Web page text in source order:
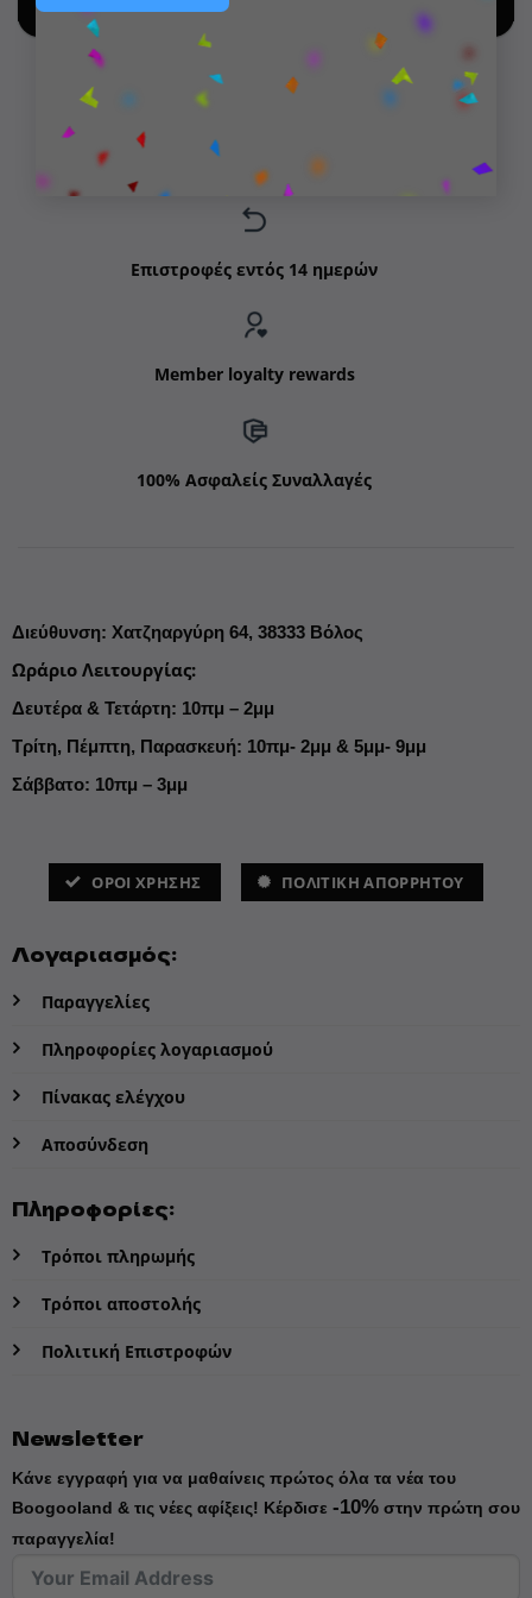
Δωρεάν μεταφορικά για παραγγελίες άνω των 99€
Επιστροφές εντός 14 ημερών
Member loyalty rewards
100% Ασφαλείς Συναλλαγές
Διεύθυνση: Χατζηαργύρη 64, 38333 Βόλος
Ωράριο Λειτουργίας:
Δευτέρα & Τετάρτη: 10πμ – 2μμ
Τρίτη, Πέμπτη, Παρασκευή: 10πμ- 2μμ & 5μμ- 9μμ
Σάββατο: 10πμ – 3μμ
ΌΡΟΙ ΧΡΗΣΗΣ ΠΟΛΙΤΙΚΗ ΑΠΟΡΡΗΤΟΥ
Λογαριασμός:
Παραγγελίες
Πληροφορίες λογαριασμού
Πίνακας ελέγχου
Αποσύνδεση
Πληροφορίες:
Τρόποι πληρωμής
Τρόποι αποστολής
Πολιτική Επιστροφών
Newsletter
Κάνε εγγραφή για να μαθαίνεις πρώτος όλα τα νέα του
Boogooland & τις νέες αφίξεις! Κέρδισε -10%στην πρώτη σου
παραγγελία!